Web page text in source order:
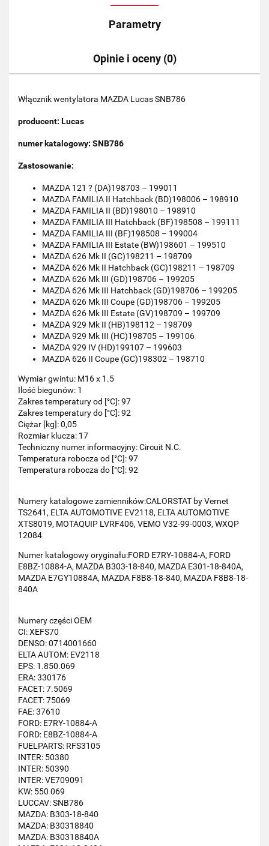
Parametry
Opinie i oceny (0)
Włącznik wentylatora MAZDA Lucas SNB786
producent: Lucas
numer katalogowy: SNB786
Zastosowanie:
MAZDA 121 ? (DA)198703 – 199011
MAZDA FAMILIA II Hatchback (BD)198006 – 198910
MAZDA FAMILIA II (BD)198010 – 198910
MAZDA FAMILIA III Hatchback (BF)198508 – 199111
MAZDA FAMILIA III (BF)198508 – 199004
MAZDA FAMILIA III Estate (BW)198601 – 199510
MAZDA 626 Mk II (GC)198211 – 198709
MAZDA 626 Mk II Hatchback (GC)198211 – 198709
MAZDA 626 Mk III (GD)198706 – 199205
MAZDA 626 Mk III Hatchback (GD)198706 – 199205
MAZDA 626 Mk III Coupe (GD)198706 – 199205
MAZDA 626 Mk III Estate (GV)198709 – 199709
MAZDA 929 Mk II (HB)198112 – 198709
MAZDA 929 Mk III (HC)198705 – 199106
MAZDA 929 IV (HD)199107 – 199603
MAZDA 626 II Coupe (GC)198302 – 198710
Wymiar gwintu: M16 x 1.5
Ilość biegunów: 1
Zakres temperatury od [°C]: 97
Zakres temperatury do [°C]: 92
Ciężar [kg]: 0,05
Rozmiar klucza: 17
Techniczny numer informacyjny: Circuit N.C.
Temperatura robocza od [°C]: 97
Temperatura robocza do [°C]: 92
Numery katalogowe zamienników:CALORSTAT by Vernet
TS2641, ELTA AUTOMOTIVE EV2118, ELTA AUTOMOTIVE
XTS8019, MOTAQUIP LVRF406, VEMO V32-99-0003, WXQP
12084
Numer katalogowy oryginału:FORD E7RY-10884-A, FORD
E8BZ-10884-A, MAZDA B303-18-840, MAZDA E301-18-840A,
MAZDA E7GY10884A, MAZDA F8B8-18-840, MAZDA F8B8-18-
840A
Numery części OEM
CI: XEFS70
DENSO: 0714001660
ELTA AUTOM: EV2118
EPS: 1.850.069
ERA: 330176
FACET: 7.5069
FACET: 75069
FAE: 37610
FORD: E7RY-10884-A
FORD: E8BZ-10884-A
FUELPARTS: RFS3105
INTER: 50380
INTER: 50390
INTER: VE709091
KW: 550 069
LUCCAV: SNB786
MAZDA: B303-18-840
MAZDA: B30318840
MAZDA: B30318840A